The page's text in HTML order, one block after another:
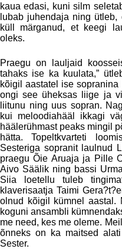
kaua edasi, kuni silm
lubab juhendaja ning
küll märganud, et keegi
oleks.
Praegu on lauljaid
tahaks ise ka kuulata,”
kõigil aastatel ise
ongi see üheksas liige ja
liitunu ning uus sopran.
kui meloodiahääl ikkagi
häälerühmast peaks mingil
hätta. Topeltkvarteti
Sesteriga sopranit laulnud
praegu Õie Aruaja ja Pille
Aivo Säälik ning bassi
Siia loetellu tuleb
klaverisaatja Taimi
olnud kõigil kümnel aastal.
koguni ansambli
me need, kes me oleme.
õnneks on ka maitsed
Sester.